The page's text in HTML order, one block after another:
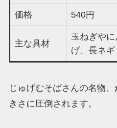
価格 540円
主な具材
玉ねぎや
げ、長ネギ
じゅげむそばさんの名物、
きさに圧倒されます。